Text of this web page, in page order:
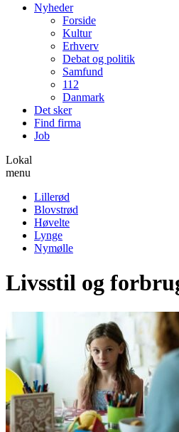
Nyheder
Forside
Kultur
Erhverv
Debat og politik
Samfund
112
Danmark
Det sker
Find firma
Job
Lokal
menu
Lillerød
Blovstrød
Høvelte
Lynge
Nymølle
Livsstil og